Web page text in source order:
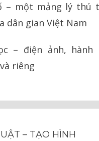
– một mảng lý thú
dân gian Việt Nam
– điện ảnh, hành
riêng
– TẠO HÌNH